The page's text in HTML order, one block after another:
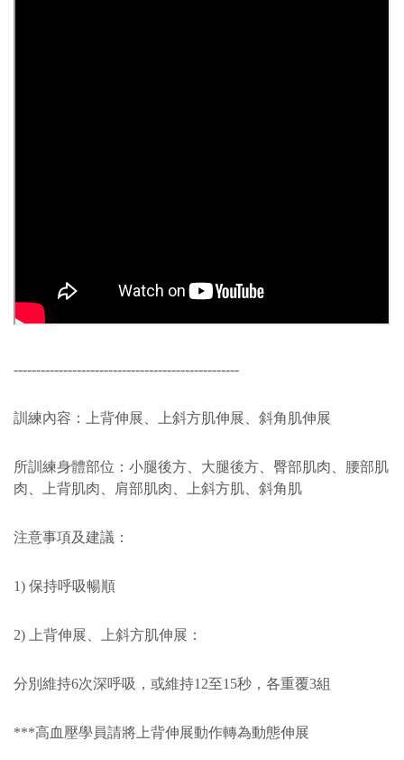
--------------------------------------------------
訓練內容：上背伸展、上斜方肌伸展、斜角肌伸展
所訓練身體部位：小腿後方、大腿後方、臀部肌肉、腰部肌
肉、上背肌肉、肩部肌肉、上斜方肌、斜角肌
注意事項及建議：
1) 保持呼吸暢順
2) 上背伸展、上斜方肌伸展：
分別維持6次深呼吸，或維持12至15秒，各重覆3組
***高血壓學員請將上背伸展動作轉為動態伸展